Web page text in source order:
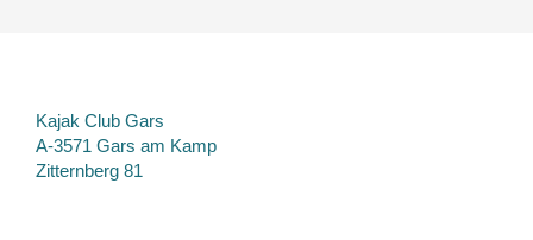
Kajak Club Gars
A-3571 Gars am Kamp
Zitternberg 81